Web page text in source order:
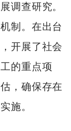
调查研究。
制。在出台
开展了社会
的重点项
，确保存在
施。